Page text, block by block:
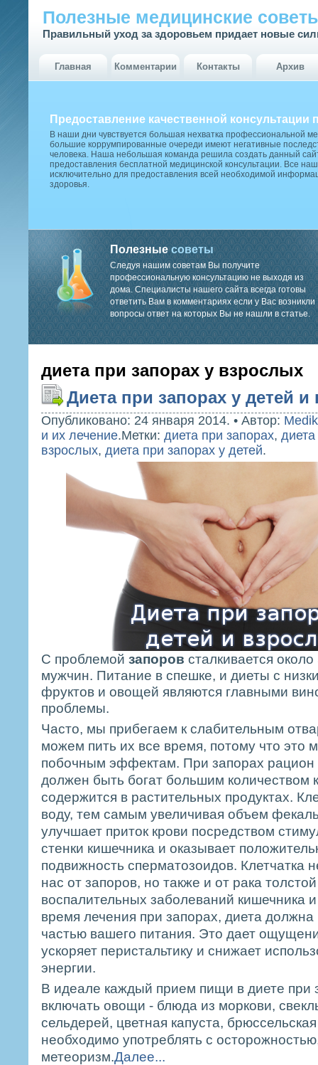
Полезные медицинские
Правильный уход за здоровьем придает новые
Главная Комментарии Контакты Архив
Предоставление качественной консультации
В наши дни чувствуется большая нехватка профессиональной
большие коррумпированные очереди имеют негативные
человека. Наша небольшая команда решила создать данный
предоставления бесплатной медицинской консультации. Все
исключительно для предоставления всей необходимой
здоровья.
Полезныесоветы
Следуя нашим советам Вы получите
профессиональную консультацию не выходя из
дома. Специалисты нашего сайта всегда готовы
ответить Вам в комментариях если у Вас возникли
вопросы ответ на которых Вы не нашли в статье.
диета при запорах у взрослых
Диета при запорах у детей
Опубликовано: 24 января 2014. • Автор: Medik
и их лечение.Метки: диета при запорах,
взрослых, диета при запорах у детей.
С проблемой запоров сталкивается
мужчин. Питание в спешке, и диеты с
фруктов и овощей являются главными
проблемы.
Часто, мы прибегаем к слабительным
можем пить их все время, потому что это
побочным эффектам. При запорах
должен быть богат большим количеством
содержится в растительных продуктах.
воду, тем самым увеличивая объем
улучшает приток крови посредством
стенки кишечника и оказывает
подвижность сперматозоидов. Клетчатка
нас от запоров, но также и от рака
воспалительных заболеваний кишечника
время лечения при запорах, диета
частью вашего питания. Это дает
ускоряет перистальтику и снижает
энергии.
В идеале каждый прием пищи в диете при
включать овощи - блюда из моркови,
сельдерей, цветная капуста,
необходимо употреблять с
метеоризм.Далее...